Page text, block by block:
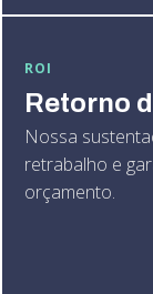
ROI
Retorno
Nossa
retrabalho e
orçamento.